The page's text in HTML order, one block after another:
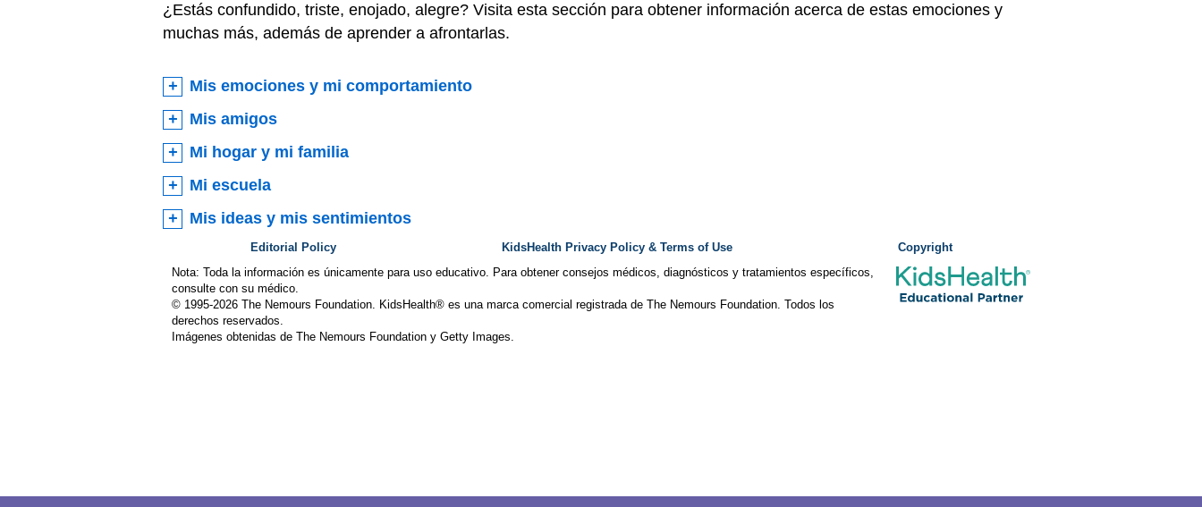
¿Estás confundido, triste, enojado, alegre? Visita esta sección para obtener información acerca de estas emociones y
muchas más, además de aprender a afrontarlas.
Mis emociones y mi comportamiento
Mis amigos
Mi hogar y mi familia
Mi escuela
Mis ideas y mis sentimientos
Editorial Policy KidsHealth Privacy Policy & Terms of Use
Copyright
Nota: Toda la información es únicamente para uso educativo. Para obtener consejos médicos, diagnósticos y tratamientos específicos,
consulte con su médico.
© 1995-2026 The Nemours Foundation. KidsHealth® es una marca comercial registrada de The Nemours Foundation. Todos los
derechos reservados.
Imágenes obtenidas de The Nemours Foundation y Getty Images.